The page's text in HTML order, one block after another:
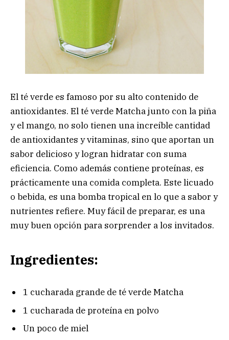
El té verde es famoso por su alto contenido de
antioxidantes. El té verde Matcha junto con la piña
y el mango, no solo tienen una increíble cantidad
de antioxidantes y vitaminas, sino que aportan un
sabor delicioso y logran hidratar con suma
eficiencia. Como además contiene proteínas, es
prácticamente una comida completa. Este licuado
o bebida, es una bomba tropical en lo que a sabor y
nutrientes refiere. Muy fácil de preparar, es una
muy buen opción para sorprender a los invitados.
Ingredientes:
1 cucharada grande de té verde Matcha
1 cucharada de proteína en polvo
Un poco de miel